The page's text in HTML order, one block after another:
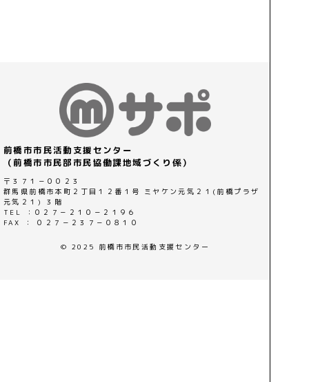
前橋市市民活動支援センター
（前橋市市民部市民協働課地域づくり係）
〒３７１－００２３
群馬県前橋市本町２丁目１２番１号 ミヤケン元気２１(前橋プラザ
元気２１) ３階
TEL ：０２７－２１０－２１９６
FAX ： ０２７－２３７－０８１０
© 2025 前橋市市民活動支援センター